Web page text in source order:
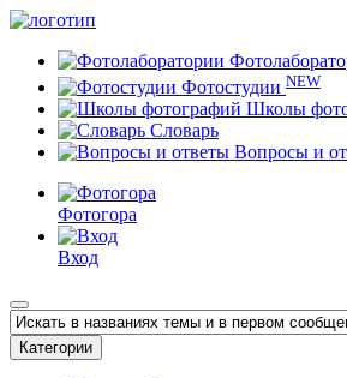
Фотостудии NEW
Школы
Словарь
Вопросы и
Фотогора
Вход
Категории